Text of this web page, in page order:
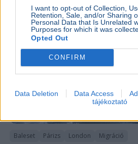
I want to opt-out of Collection,
Retention, Sale, and/or Sharing
Personal Data that Is Unrelated
Purposes for which it was
Opted Out
CONFIRM
Data Deletion Data Access
tájékoztató
Baleset Párizs London Migráció